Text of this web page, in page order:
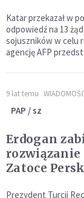
Katar przekazał w
odpowiedź na 13
sojuszników w celu
agencję AFP
9 lat temu
PAP / sz
Erdogan
Zatoce
Prezydent Turcji